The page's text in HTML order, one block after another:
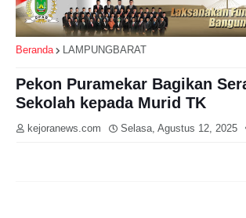
Beranda LAMPUNGBARAT
Pekon Puramekar Bagikan
Sekolah kepada Murid TK
kejoranews.com Selasa, Agustus 12, 2025